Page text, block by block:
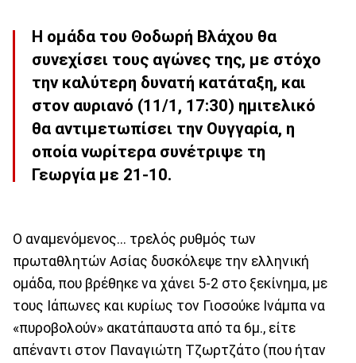
Η ομάδα του Θοδωρή Βλάχου θα
συνεχίσει τους αγώνες της, με στόχο
την καλύτερη δυνατή κατάταξη, και
στον αυριανό (11/1, 17:30) ημιτελικό
θα αντιμετωπίσει την Ουγγαρία, η
οποία νωρίτερα συνέτριψε τη
Γεωργία με 21-10.
Ο αναμενόμενος... τρελός ρυθμός των
πρωταθλητών Ασίας δυσκόλεψε την ελληνική
ομάδα, που βρέθηκε να χάνει 5-2 στο ξεκίνημα, με
τους Ιάπωνες και κυρίως τον Γιοσούκε Ινάμπα να
«πυροβολούν» ακατάπαυστα από τα 6μ., είτε
απέναντι στον Παναγιώτη Τζωρτζάτο (που ήταν